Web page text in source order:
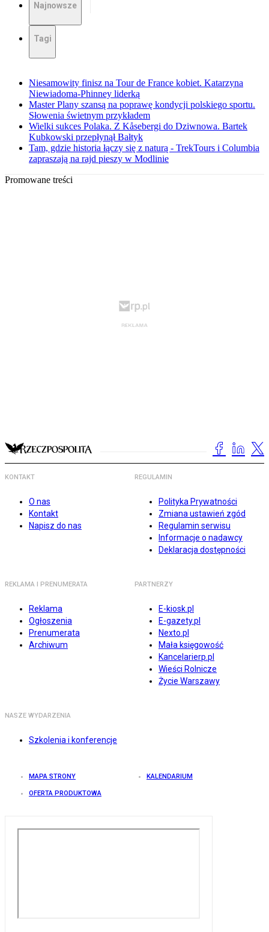
Najnowsze
Tagi
Niesamowity finisz na Tour de France kobiet. Katarzyna
Niewiadoma-Phinney liderką
Master Plany szansą na poprawę kondycji polskiego sportu.
Słowenia świetnym przykładem
Wielki sukces Polaka. Z Kåsebergi do Dziwnowa. Bartek
Kubkowski przepłynął Bałtyk
Tam, gdzie historia łączy się z naturą - TrekTours i Columbia
zapraszają na rajd pieszy w Modlinie
Promowane treści
KONTAKT
O nas
Kontakt
Napisz do nas
REGULAMIN
Polityka Prywatności
Zmiana ustawień zgód
Regulamin serwisu
Informacje o nadawcy
Deklaracja dostępności
REKLAMA I PRENUMERATA
Reklama
Ogłoszenia
Prenumerata
Archiwum
PARTNERZY
E-kiosk.pl
E-gazety.pl
Nexto.pl
Mała księgowość
Kancelarierp.pl
Wieści Rolnicze
Życie Warszawy
NASZE WYDARZENIA
Szkolenia i konferencje
MAPA STRONY KALENDARIUM
OFERTA PRODUKTOWA